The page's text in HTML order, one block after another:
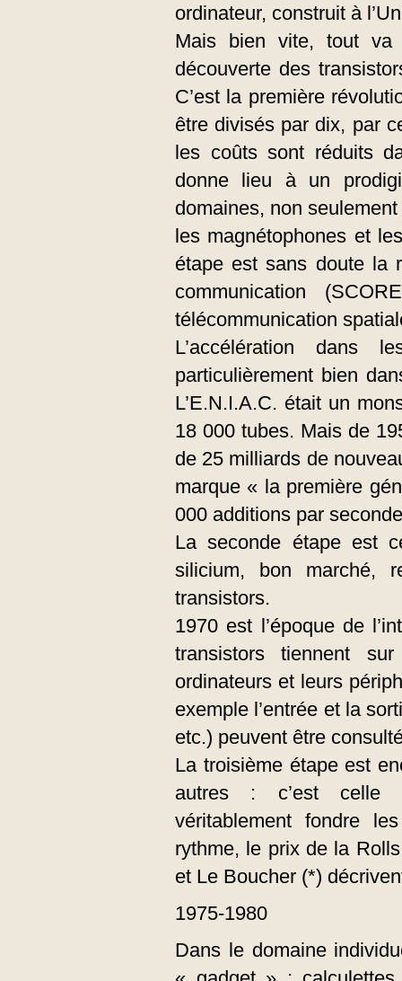
ordinateur, construit à
Mais bien vite, tout va
découverte des
C’est la première
être divisés par dix, par
les coûts sont réduits
donne lieu à un
domaines, non
les magnétophones et
étape est sans doute la
communication
télécommunication
L’accélération dans
particulièrement bien
L’E.N.I.A.C. était un
18 000 tubes. Mais de
de 25 milliards de
marque « la première
000 additions par
La seconde étape est
silicium, bon marché,
transistors.
1970 est l’époque de
transistors tiennent
ordinateurs et leurs
exemple l’entrée et la
etc.) peuvent être
La troisième étape est
autres : c’est celle
véritablement fondre
rythme, le prix de la
et Le Boucher (*)
1975-1980
Dans le domaine